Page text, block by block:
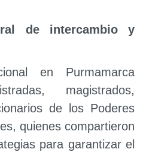
de intercambio y
en Purmamarca
magistrados,
de los Poderes
quienes compartieron
para garantizar el